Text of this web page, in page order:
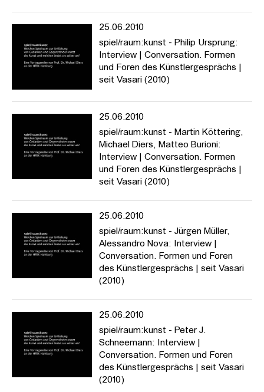
25.06.2010
spiel/raum:kunst - Philip Ursprung:
Interview | Conversation. Formen
und Foren des Künstlergesprächs |
seit Vasari (2010)
25.06.2010
spiel/raum:kunst - Martin Köttering,
Michael Diers, Matteo Burioni:
Interview | Conversation. Formen
und Foren des Künstlergesprächs |
seit Vasari (2010)
25.06.2010
spiel/raum:kunst - Jürgen Müller,
Alessandro Nova: Interview |
Conversation. Formen und Foren
des Künstlergesprächs | seit Vasari
(2010)
25.06.2010
spiel/raum:kunst - Peter J.
Schneemann: Interview |
Conversation. Formen und Foren
des Künstlergesprächs | seit Vasari
(2010)